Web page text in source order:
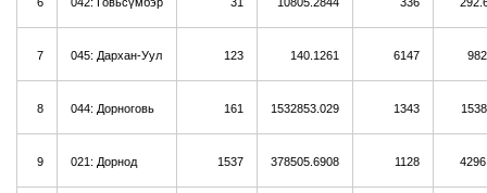
7 045: Дархан-Уул 123 140.1261 6147
8 044: Дорноговь 161 1532853.029 1343
9 021: Дорнод 1537 378505.6908 1128